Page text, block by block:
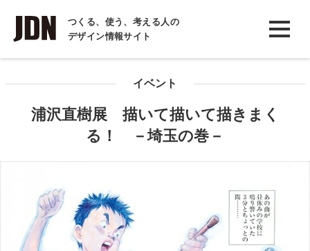
つくる、使う、考える人の
デザイン情報サイト
INTERVIEW
インタビュー
COLUMN
イベント
浦沢直樹展 描いて描いて描きまく
る！ －埼玉の巻－